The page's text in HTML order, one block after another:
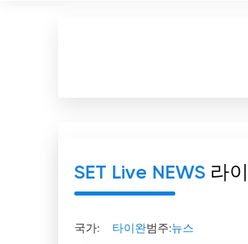
SET Live NEWS 라
국가: 타이완범주:뉴스